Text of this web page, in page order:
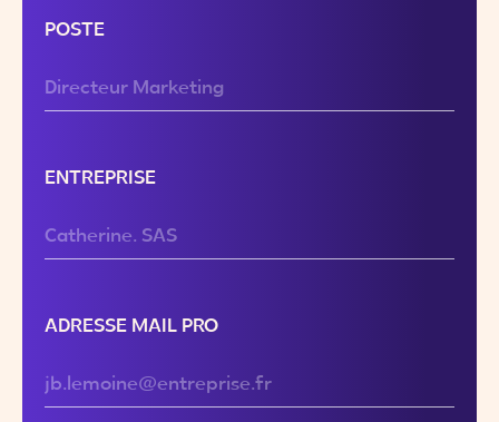
POSTE
ENTREPRISE
ADRESSE MAIL PRO